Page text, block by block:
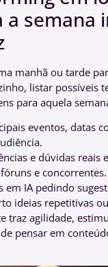
a semana
manhã ou tarde
listar possíveis
para aquela
eventos, datas
e dúvidas reais
e concorrentes.
em IA pedindo
ideias repetitivas
traz agilidade,
pensar em